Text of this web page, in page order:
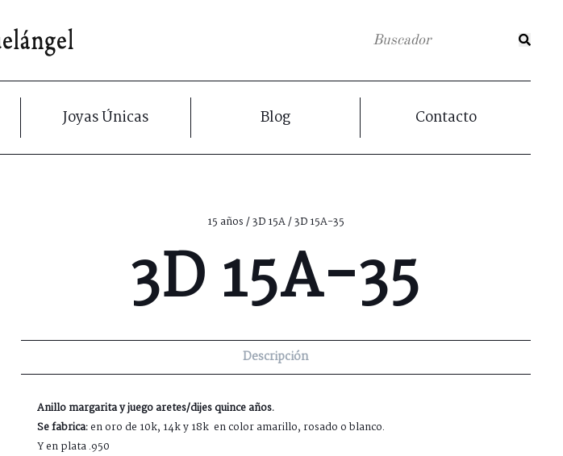
Joyas Únicas Blog Contacto
15 años/3D 15A/ 3D 15A-35
3D 15A-35
Descripción
Anillo margarita y juego aretes/dijes quince años.
Se fabrica:en oro de 10k, 14k y 18k en color amarillo, rosado o blanco.
Y en plata .950